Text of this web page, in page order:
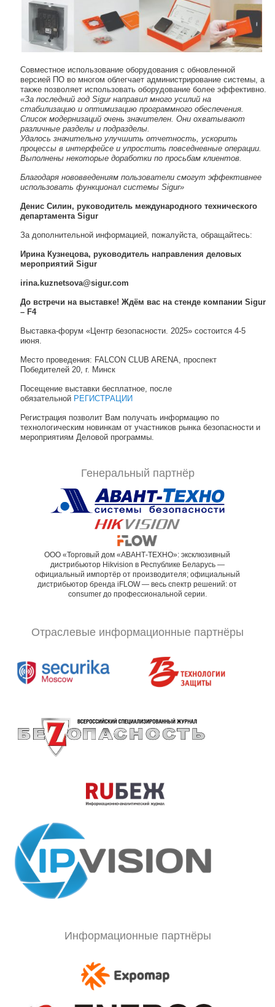
Совместное использование оборудования с обновленной
версией ПО во многом облегчает администрирование системы, а
также позволяет использовать оборудование более эффективно.
«За последний год Sigur направил много усилий на
стабилизацию и оптимизацию программного обеспечения.
Список модернизаций очень значителен. Они охватывают
различные разделы и подразделы.
Удалось значительно улучшить отчетность, ускорить
процессы в интерфейсе и упростить повседневные операции.
Выполнены некоторые доработки по просьбам клиентов.
Благодаря нововведениям пользователи смогут эффективнее
использовать функционал системы Sigur»
Денис Силин, руководитель международного технического
департамента Sigur
За дополнительной информацией, пожалуйста, обращайтесь:
Ирина Кузнецова, руководитель направления деловых
мероприятий Sigur
irina.kuznetsova@sigur.com
До встречи на выставке! Ждём вас на стенде компании Sigur
– F4
Выставка-форум «Центр безопасности. 2025» состоится 4-5
июня.
Место проведения: FALCON CLUB ARENA, проспект
Победителей 20, г. Минск
Посещение выставки бесплатное, после
обязательной РЕГИСТРАЦИИ
Регистрация позволит Вам получать информацию по
технологическим новинкам от участников рынка безопасности и
мероприятиям Деловой программы.
Генеральный партнёр
ООО «Торговый дом «АВАНТ-ТЕХНО»: эксклюзивный
дистрибьютор Hikvision в Республике Беларусь —
официальный импортёр от производителя; официальный
дистрибьютор бренда iFLOW — весь спектр решений: от
consumer до профессиональной серии.
Отраслевые информационные партнёры
Информационные партнёры